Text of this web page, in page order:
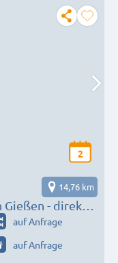
2
- direkt
14,76 km
auf Anfrage
auf Anfrage